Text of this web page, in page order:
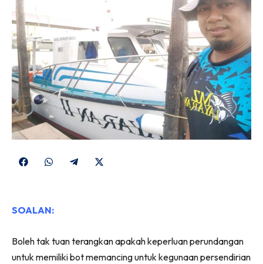
Share
Share
Share
SOALAN:
Boleh tak tuan terangkan apakah keperluan perundangan
untuk memiliki bot memancing untuk kegunaan persendirian